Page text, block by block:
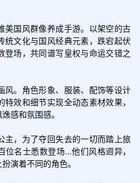
美国风群像养成手游。以架空的古
统文化与国风经典元素，跌宕起伏
登场，共同谱写皇权与命运交错之
风。角色形象、服装、配饰等设计
效和细节实现全动态素材效果，
感和氛围感。
主，为了夺回失去的一切而踏上旅
名士悉数登场...他们风格迥异，
演着不同的角色。